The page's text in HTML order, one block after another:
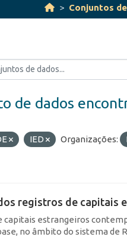
Conjuntos
de dados
IED Organizações:
registros de capitais
capitais estrangeiros
no âmbito do sistema de